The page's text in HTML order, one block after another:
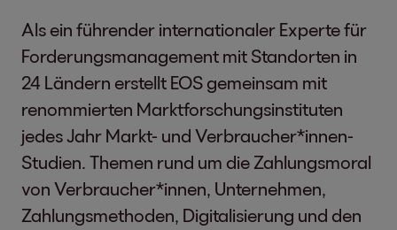
Als ein führender internationaler Experte für
Forderungsmanagement mit Standorten in
24 Ländern erstellt EOS gemeinsam mit
renommierten Marktforschungsinstituten
jedes Jahr Markt- und Verbraucher*innen-
Studien. Themen rund um die Zahlungsmoral
von Verbraucher*innen, Unternehmen,
Zahlungsmethoden, Digitalisierung und den